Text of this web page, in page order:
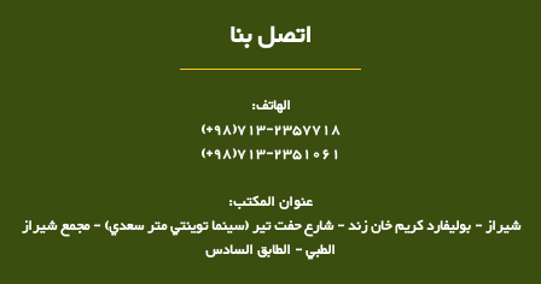
اتصل بنا
الهاتف:
(+98)713-2357718
(+98)713-2351061
عنوان المكتب:
شيراز - بوليفارد كريم خان زند - شارع حفت تير (سينما توينتي متر سعدي) - مجمع شيراز
الطبي - الطابق السادس